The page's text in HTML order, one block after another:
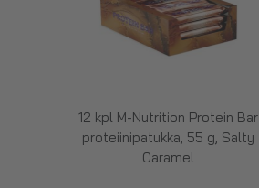
12 kpl M-Nutrition Protein Bar
proteiinipatukka, 55 g, Salty
Caramel